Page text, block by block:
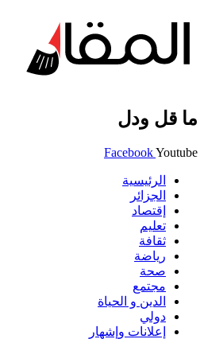
ما قل ودل
FacebookYoutube
الرئيسية
الجزائر
إقتصاد
تعليم
ثقافة
رياضة
صحة
مجتمع
الدين و الحياة
دولي
إعلانات وإشهار